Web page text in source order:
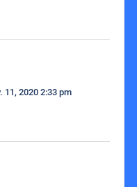
11, 2020 2:33 pm